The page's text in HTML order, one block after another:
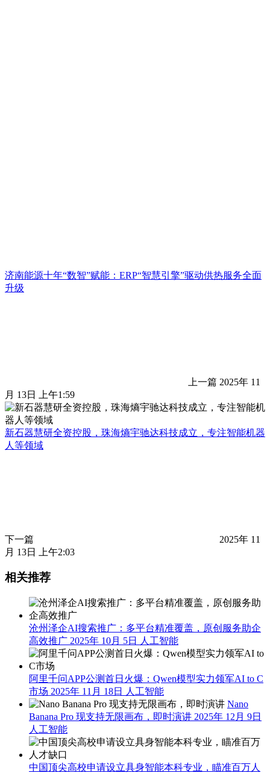
济南能源十年“数智”赋能：ERP“智慧引擎”驱动供热服务全面
升级
上一篇 2025年 11
月 13日 上午1:59
新石器慧研全资控股，珠海熵宇驰达科技成立，专注智能机器
人等领域
下一篇
2025年 11
月 13日 上午2:03
相关推荐
沧州泽企AI搜索推广：多平台精准覆盖，原创服务助企
高效推广 2025年 10月 5日 人工智能
阿里千问APP公测首日火爆：Qwen模型实力领军AI to C
市场 2025年 11月 18日
人工智能
Nano
Banana Pro 现支持无限画布，即时演讲 2025年 12月 9日
人工智能
中国顶尖高校申请设立具身智能本科专业，瞄准百万人